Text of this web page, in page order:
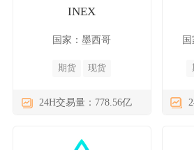
INEX
国家：墨西哥
期货 现货
24H交易量：778.56亿